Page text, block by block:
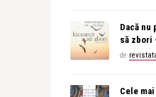
Dacă nu
să zbori
de
Cele